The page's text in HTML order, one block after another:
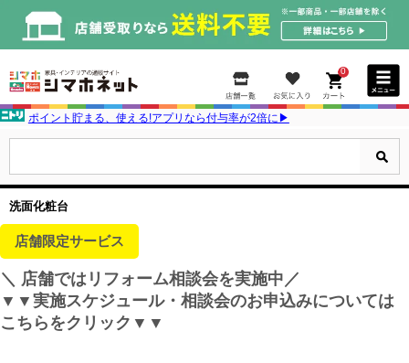
0
ポイント貯まる、使える!アプリなら付与率が2倍に▶
洗面化粧台
店舗限定サービス
＼ 店舗ではリフォーム相談会を実施中／
▼▼実施スケジュール・相談会のお申込みについては
こちらをクリック▼▼